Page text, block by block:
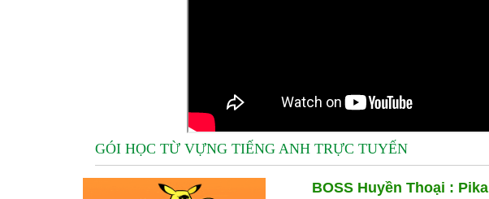
GÓI HỌC TỪ VỰNG TIẾNG ANH TRỰC TUYẾN
BOSS Huyền Thoại : Pika